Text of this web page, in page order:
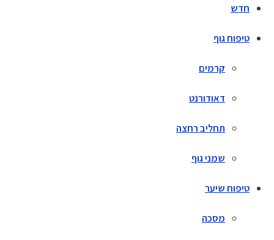
חדש
טיפוח גוף
קרמים
דאודורנט
תחליב רחצה
שמני גוף
טיפוח שיער
מסכה